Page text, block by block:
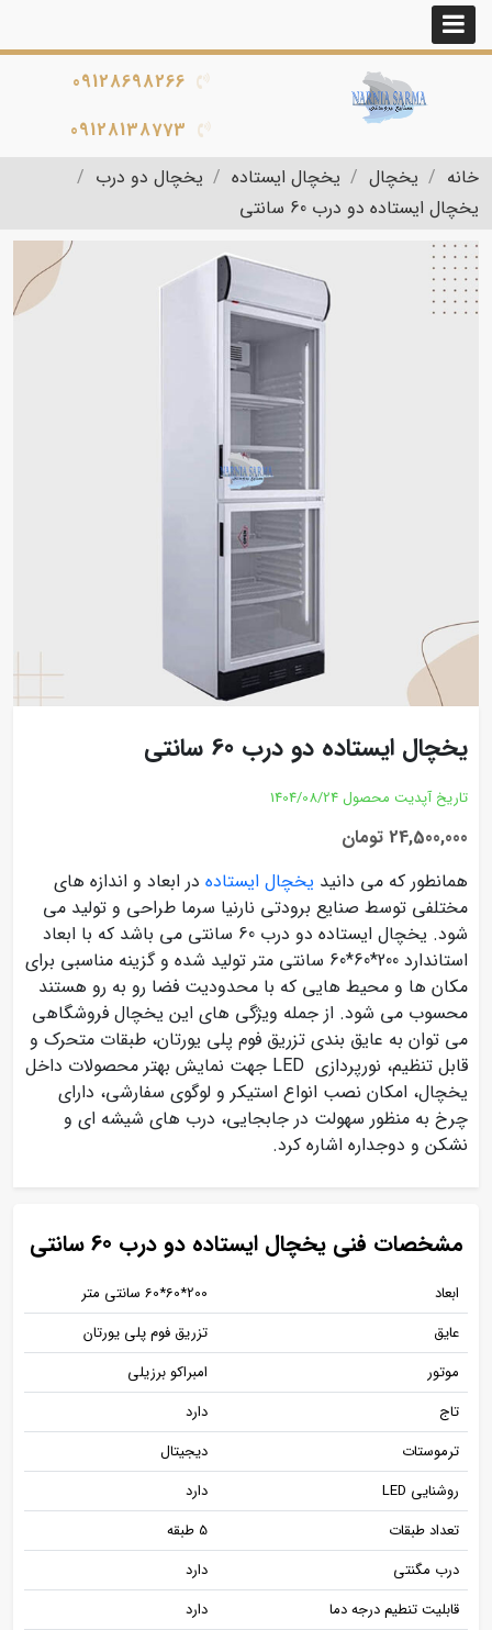
09128698266
09128138773
خانه
یخچال یخچال ایستاده
یخچال دو درب
یخچال ایستاده دو درب 60 سانتی
یخچال ایستاده دو درب 60 سانتی
تاریخ آپدیت محصول 1404/08/24
24,500,000 تومان
همانطور که می دانید یخچال ایستاده در ابعاد و اندازه های
مختلفی توسط صنایع برودتی نارنیا سرما طراحی و تولید می
شود. یخچال ایستاده دو درب 60 سانتی می باشد که با ابعاد
استاندارد 200*60*60 سانتی متر تولید شده و گزینه مناسبی برای
مکان ها و محیط هایی که با محدودیت فضا رو به رو هستند
محسوب می شود. از جمله ویژگی های این یخچال فروشگاهی
می توان به عایق بندی تزریق فوم پلی یورتان، طبقات متحرک و
قابل تنظیم، نورپردازی LED جهت نمایش بهتر محصولات داخل
یخچال، امکان نصب انواع استیکر و لوگوی سفارشی، دارای
چرخ به منظور سهولت در جابجایی، درب های شیشه ای و
نشکن و دوجداره اشاره کرد.
مشخصات فنی یخچال ایستاده دو درب 60 سانتی
ابعاد
200*60*60 سانتی متر
عایق
تزریق فوم پلی یورتان
موتور
امبراکو برزیلی
تاج
دارد
ترموستات
دیجیتال
روشنایی LED
دارد
تعداد طبقات
5 طبقه
درب مگنتی
دارد
قابلیت تنطیم درجه دما
دارد